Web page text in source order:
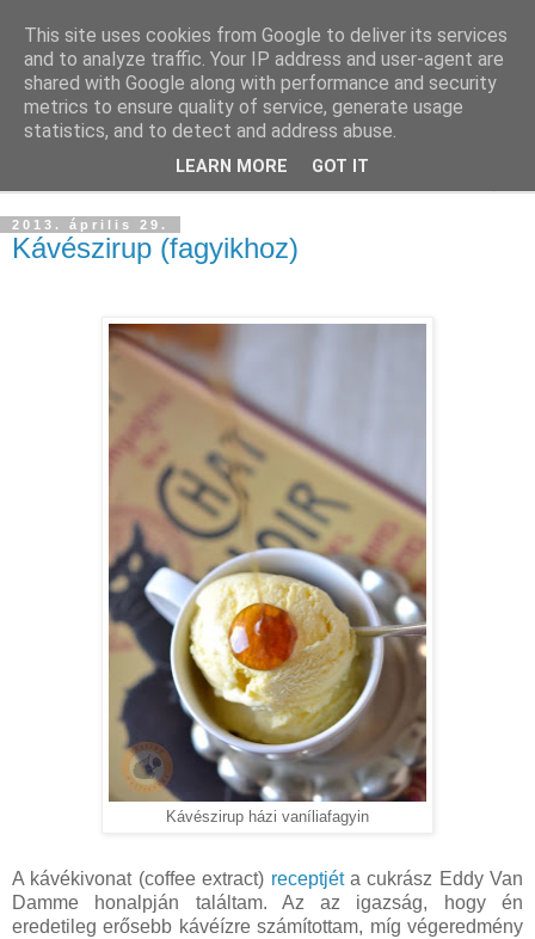
2013. április 29.
Kávészirup (fagyikhoz)
Kávészirup házi vaníliafagyin
A kávékivonat (coffee extract) receptjéta cukrász Eddy Van
Damme honalpján találtam. Az az igazság, hogy én
eredetileg erősebb kávéízre számítottam, míg végeredmény
This site uses cookies from Google to deliver its services
and to analyze traffic. Your IP address and user-agent are
shared with Google along with performance and security
metrics to ensure quality of service, generate usage
statistics, and to detect and address abuse.
LEARN MORE GOT IT